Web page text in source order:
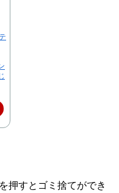
押すとゴミ捨てができ